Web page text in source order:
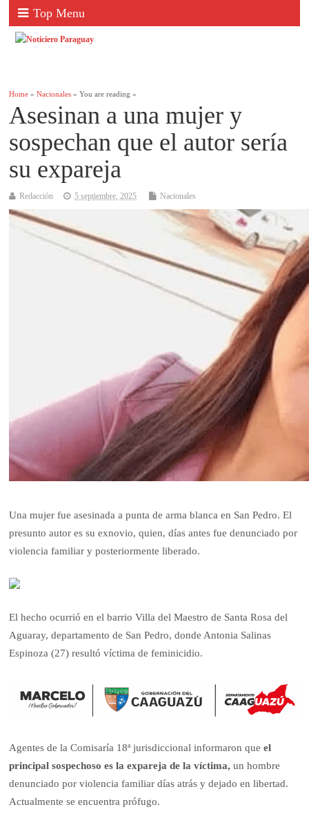
Top Menu
Home »Nacionales » You are reading »
Asesinan a una mujer y
sospechan que el autor sería
su expareja
Redacción 5 septiembre, 2025 Nacionales
Una mujer fue asesinada a punta de arma blanca en San Pedro. El
presunto autor es su exnovio, quien, días antes fue denunciado por
violencia familiar y posteriormente liberado.
El hecho ocurrió en el barrio Villa del Maestro de Santa Rosa del
Aguaray, departamento de San Pedro, donde Antonia Salinas
Espinoza (27) resultó víctima de feminicidio.
Agentes de la Comisaría 18ª jurisdiccional informaron que el
principal sospechoso es la expareja de la víctima, un hombre
denunciado por violencia familiar días atrás y dejado en libertad.
Actualmente se encuentra prófugo.